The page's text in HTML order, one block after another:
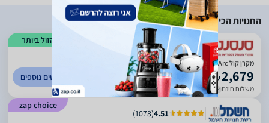
החנויות הכי זולות
הזול ביותר
5
(
424
)
מקרן קול Sonos Arc
₪2,679
משלוח חינם עד 7 ימי עסקים
לפרטים נוספים
zap choice
4.51
(
1078
)